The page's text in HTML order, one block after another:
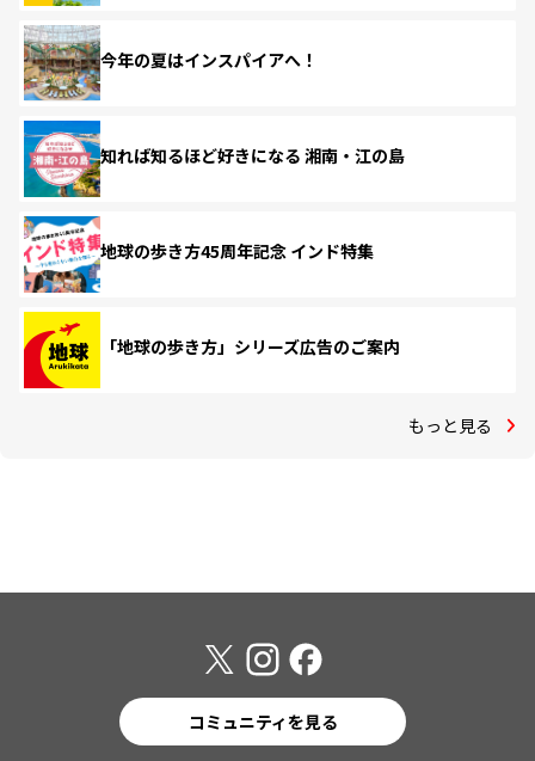
今年の夏はインスパイアへ！
知れば知るほど好きになる 湘南・江の島
地球の歩き方45周年記念 インド特集
「地球の歩き方」シリーズ広告のご案内
もっと見る
コミュニティを見る